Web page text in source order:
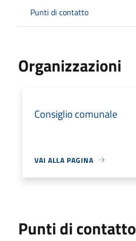
Punti di contatto
Organizzazioni
Consiglio comunale
VAI ALLA PAGINA
Punti di contatto